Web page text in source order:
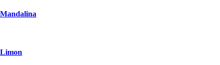
Mandalina
Limon